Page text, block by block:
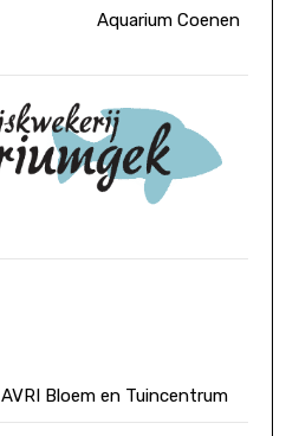
Aquarium Coenen
AVRI Bloem en Tuincentrum